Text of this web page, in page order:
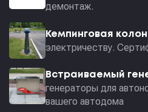
демонтаж.
Кемпинговая
электричеству.
Встраиваемый
генераторы для
вашего автодома